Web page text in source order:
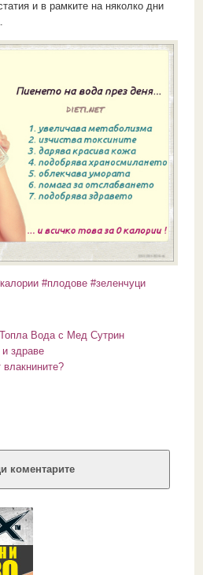
и в рамките на няколко дни
#плодове #зеленчуци
Вода с Мед Сутрин
здраве
влакнините?
коментарите